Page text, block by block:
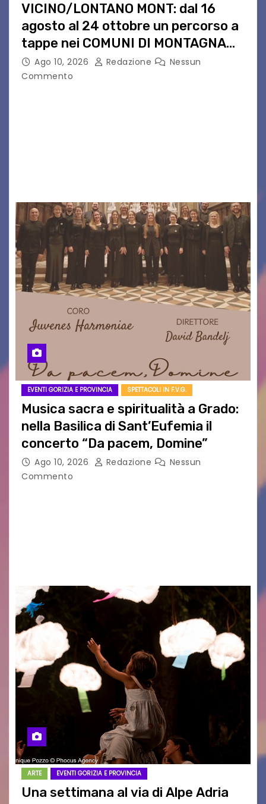
VICINO/LONTANO MONT: dal 16
agosto al 24 ottobre un percorso a
tappe nei COMUNI DI MONTAGNA
DEL FVG
Ago 10, 2026 Redazione
Nessun
Commento
EVENTI GORIZIA E PROVINCIA SPETTACOLI IN F.V.G.
Musica sacra e spiritualità a Grado:
nella Basilica di Sant’Eufemia il
concerto “Da pacem, Domine”
Ago 10, 2026 Redazione
Nessun
Commento
ARTE EVENTI GORIZIA E PROVINCIA
Una settimana al via di Alpe Adria